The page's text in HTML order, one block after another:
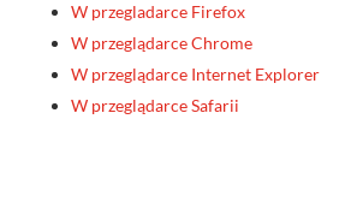
W przegladarce Firefox
W przeglądarce Chrome
W przeglądarce Internet Explorer
W przeglądarce Safarii